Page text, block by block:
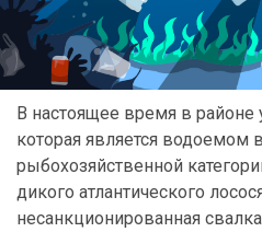
В настоящее время в районе
которая является водоемом
рыбохозяйственной
дикого атлантического
несанкционированная